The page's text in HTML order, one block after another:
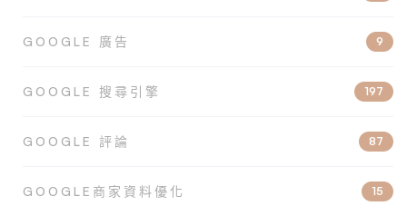
GOOGLE 廣告 9
GOOGLE 搜尋引擎 197
GOOGLE 評論 87
GOOGLE商家資料優化 15